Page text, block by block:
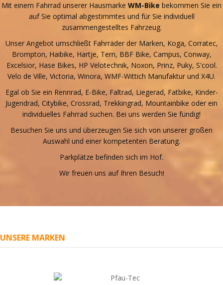
Mit einem Fahrrad unserer Hausmarke WM-Bike bekommen Sie ein
auf Sie optimal abgestimmtes und für Sie individuell
zusammengestelltes Fahrzeug.
Unser Angebot umschließt Fahrräder der Marken, Koga, Corratec,
Brompton, Haibike, Hartje, Tern, BBF Bike, Campus, Conway,
Excelsior, Hase Bikes, HP Velotechnik, Noxon, Prinz, Puky, S'cool.
Velo de Ville, Victoria, Winora, WMF-Wittich Manufaktur und X4U.
Egal ob Sie ein Rennrad, E-Bike, Faltrad, Liegerad, Fatbike, Kinder-
Jugendrad, Citybike, Crossrad, Trekkingrad, Mountainbike oder ein
individuelles Fahrrad suchen. Bei uns werden Sie fündig!
Besuchen Sie uns und überzeugen Sie sich von unserer großen
Auswahl und einer kompetenten Beratung.
Parkplätze befinden sich im Hof.
Wir freuen uns auf Ihren Besuch!
UNSERE MARKEN